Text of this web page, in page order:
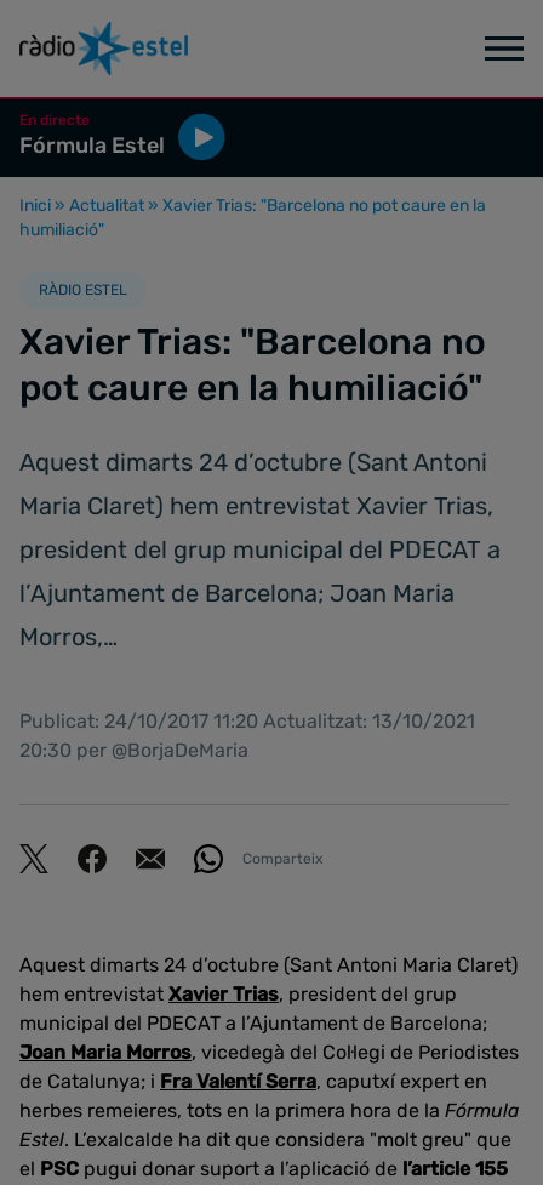
En directe
Fórmula Estel
Inici » Actualitat » Xavier Trias: "Barcelona no pot caure en la
humiliació"
RÀDIO ESTEL
Xavier Trias: "Barcelona no
pot caure en la humiliació"
Aquest dimarts 24 d’octubre (Sant Antoni
Maria Claret) hem entrevistat Xavier Trias,
president del grup municipal del PDECAT a
l’Ajuntament de Barcelona; Joan Maria
Morros,…
Publicat: 24/10/2017 11:20 Actualitzat: 13/10/2021
20:30 per @BorjaDeMaria
Comparteix
Aquest dimarts 24 d’octubre (Sant Antoni Maria Claret)
hem entrevistat Xavier Trias, president del grup
municipal del PDECAT a l’Ajuntament de Barcelona;
Joan Maria Morros, vicedegà del Col·legi de Periodistes
de Catalunya; i Fra Valentí Serra, caputxí expert en
herbes remeieres, tots en la primera hora de la Fórmula
Estel. L’exalcalde ha dit que considera "molt greu" que
el PSC pugui donar suport a l’aplicació de l’article 155